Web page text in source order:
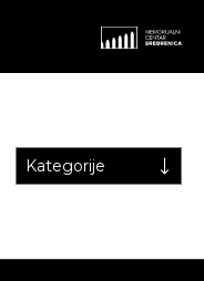
Kategorije